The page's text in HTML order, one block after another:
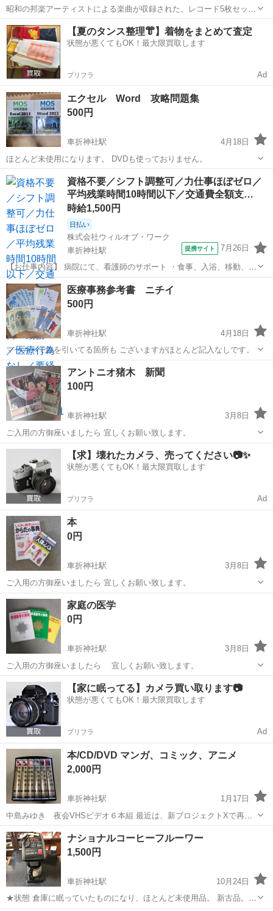
昭和の邦楽アーティストによる楽曲が収録された、レコード5枚セット
です。 お取引はJR嵯峨嵐山駅、嵐電・バス停車折神社付近にて。詳細
はメッセージいたします。 松崎しげる 私の歌・俺たちの朝 ペドロ＆
カプリシャス ...
京都 京都市 車折神社駅 その他
【夏のタンス整理👘】着物をまとめて査定
状態が悪くてもOK！最大限買取します
プリフラ Ad
エクセル Word 攻略問題集
500円
車折神社駅
4月18日
ほとんど未使用になります。 DVDも使っておりません。
京都 京都市 車折神社駅 参考書 問題集
資格不要／シフト調整可／力仕事ほぼゼロ／
平均残業時間10時間以下／交通費全額支…
時給1,500円
日払い
株式会社ウィルオブ・ワーク
車折神社駅
提携サイト 7月26日
【お仕事内容】 病院にて、看護師のサポート ・食事、入浴、移動、排
泄などの身体介助 ・病室のシーツ交換、清掃、環境整備 ・事務作業の
補助業務 ・伝票やカルテの運搬 ・備品、器具の確認 など 「できるか
不安・・・」 という方...
京都 京都市 車折神社駅 その他
医療事務参考書 ニチイ
500円
車折神社駅
4月18日
マーカーで線を引いてる箇所も ございますがほとんど記入なしです。
京都 京都市 車折神社駅 参考書
アントニオ猪木 新聞
100円
車折神社駅
3月8日
ご入用の方御座いましたら 宜しくお願い致します。
京都 京都市 車折神社駅 アントニオ猪木
【求】壊れたカメラ、売ってください📷✨
状態が悪くてもOK！最大限買取します
プリフラ Ad
本
0円
車折神社駅
3月8日
ご入用の方御座いましたら 宜しくお願い致します。
京都 京都市 車折神社駅
家庭の医学
0円
車折神社駅
3月8日
ご入用の方御座いましたら 宜しくお願い致します。
京都 京都市 車折神社駅 語学、辞書
【家に眠ってる】カメラ買い取ります📷
状態が悪くてもOK！最大限買取します
プリフラ Ad
本/CD/DVD マンガ、コミック、アニメ
2,000円
車折神社駅
1月17日
中島みゆき 夜会VHSビデオ６本組 最近は、新プロジェクトXで再注
目されてますネ！ VHSですが、中島みゆき大好きな方如何でしょう
か？ お互いに都合のあう土日曜で、午前10時〜午後4時の間に取りに
来てくる方を優先します。 よ...
京都 京都市 車折神社駅
VHS
ナショナルコーヒーフルーワー
1,500円
車折神社駅
10月24日
★状態 倉庫に眠っていたものになり、ほとんど未使用品。 新古品。